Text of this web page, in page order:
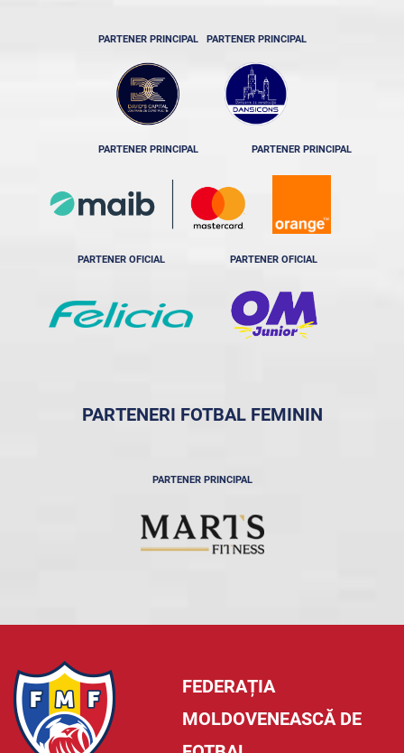
PARTENER PRINCIPAL PARTENER PRINCIPAL
PARTENER PRINCIPAL PARTENER PRINCIPAL
PARTENER OFICIAL PARTENER OFICIAL
PARTENERI FOTBAL FEMININ
PARTENER PRINCIPAL
FEDERAȚIA
MOLDOVENEASCĂ DE